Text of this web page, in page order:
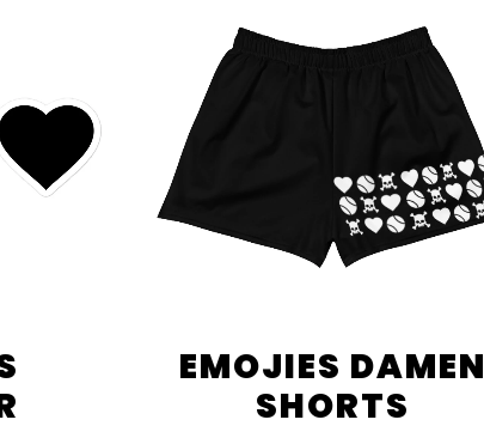
EMOJIES DAMEN
SHORTS